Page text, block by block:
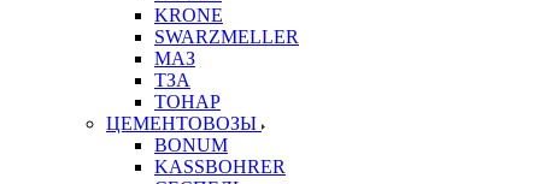
KRONE
SWARZMELLER
МАЗ
ТЗА
ТОНАР
ЦЕМЕНТОВОЗЫ
BONUM
KASSBOHRER